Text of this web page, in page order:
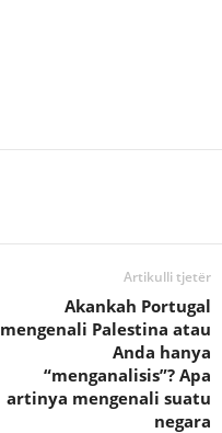
Artikulli tjetër
Akankah Portugal
mengenali Palestina atau
Anda hanya
“menganalisis”? Apa
artinya mengenali suatu
negara